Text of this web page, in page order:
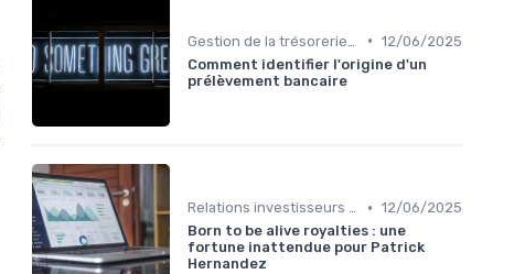
• 12/06/2025
Comment identifier l'origine d'un
prélèvement bancaire
Relations investisseurs & actionnaires • 12/06/2025
Born to be alive royalties : une
fortune inattendue pour Patrick
Hernandez